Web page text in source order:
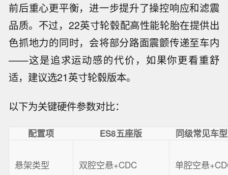
前后重心更平衡，进一步提升了操控响应和滤震
品质。不过，22英寸轮毂配高性能轮胎在提供出
色抓地力的同时，会将部分路面震颤传递至车内
——这是追求运动感的代价，如果你更看重舒
适，建议选21英寸轮毂版本。
以下为关键硬件参数对比：
配置项 ES8五座版 同级常见车
悬架类型 双腔空悬+CDC 单腔空悬